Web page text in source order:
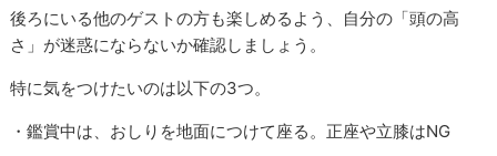
後ろにいる他のゲストの方も楽しめるよう、自分の「頭の高
さ」が迷惑にならないか確認しましょう。
特に気をつけたいのは以下の3つ。
・鑑賞中は、おしりを地面につけて座る。正座や立膝はNG